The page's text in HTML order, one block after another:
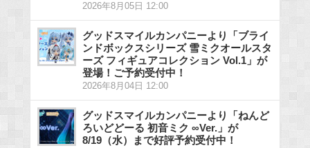
2026年8月05日 12:00
グッドスマイルカンパニーより「ブライ
ンドボックスシリーズ 雪ミクオールスタ
ーズ フィギュアコレクション Vol.1」が
登場！ご予約受付中！
2026年8月04日 12:00
グッドスマイルカンパニーより「ねんど
ろいどどーる 初音ミク ∞Ver.」が
8/19（水）まで好評予約受付中！